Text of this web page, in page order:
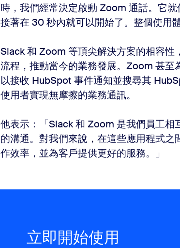
時，我們經常決定啟動 Zoom 通話。它就
接著在 30 秒內就可以開始了。整個使用
Slack 和 Zoom 等頂尖解決方案的相容
流程，推動當今的業務發展。Zoom 甚至
以接收 HubSpot 事件通知並搜尋其
使用者實現無摩擦的業務通訊。
他表示：「Slack 和 Zoom 是我們員工
的溝通。對我們來說，在這些應用程式
作效率，並為客戶提供更好的服務。」
立即開始使用